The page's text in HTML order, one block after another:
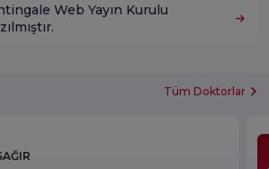
Web Yayın Kurulu
Tüm Doktorlar